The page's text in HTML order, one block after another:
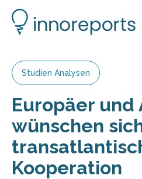
Studien Analysen
Europäer und
wünschen
Kooperation